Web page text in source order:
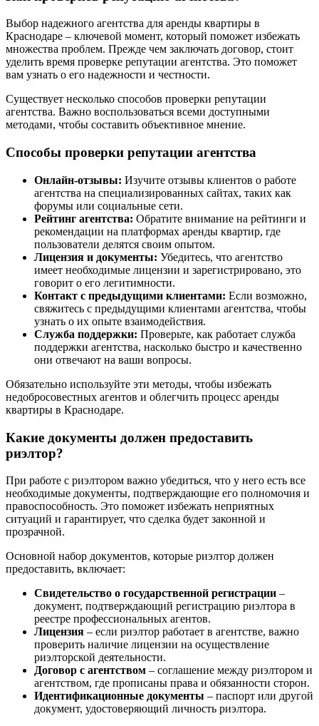
Выбор надежного агентства для аренды квартиры в
Краснодаре – ключевой момент, который поможет избежать
множества проблем. Прежде чем заключать договор, стоит
уделить время проверке репутации агентства. Это поможет
вам узнать о его надежности и честности.
Существует несколько способов проверки репутации
агентства. Важно воспользоваться всеми доступными
методами, чтобы составить объективное мнение.
Способы проверки репутации агентства
Онлайн-отзывы: Изучите отзывы клиентов о работе
агентства на специализированных сайтах, таких как
форумы или социальные сети.
Рейтинг агентства: Обратите внимание на рейтинги и
рекомендации на платформах аренды квартир, где
пользователи делятся своим опытом.
Лицензия и документы: Убедитесь, что агентство
имеет необходимые лицензии и зарегистрировано, это
говорит о его легитимности.
Контакт с предыдущими клиентами: Если возможно,
свяжитесь с предыдущими клиентами агентства, чтобы
узнать о их опыте взаимодействия.
Служба поддержки: Проверьте, как работает служба
поддержки агентства, насколько быстро и качественно
они отвечают на ваши вопросы.
Обязательно используйте эти методы, чтобы избежать
недобросовестных агентов и облегчить процесс аренды
квартиры в Краснодаре.
Какие документы должен предоставить
риэлтор?
При работе с риэлтором важно убедиться, что у него есть все
необходимые документы, подтверждающие его полномочия и
правоспособность. Это поможет избежать неприятных
ситуаций и гарантирует, что сделка будет законной и
прозрачной.
Основной набор документов, которые риэлтор должен
предоставить, включает:
Свидетельство о государственной регистрации –
документ, подтверждающий регистрацию риэлтора в
реестре профессиональных агентов.
Лицензия – если риэлтор работает в агентстве, важно
проверить наличие лицензии на осуществление
риэлторской деятельности.
Договор с агентством – соглашение между риэлтором и
агентством, где прописаны права и обязанности сторон.
Идентификационные документы – паспорт или другой
документ, удостоверяющий личность риэлтора.